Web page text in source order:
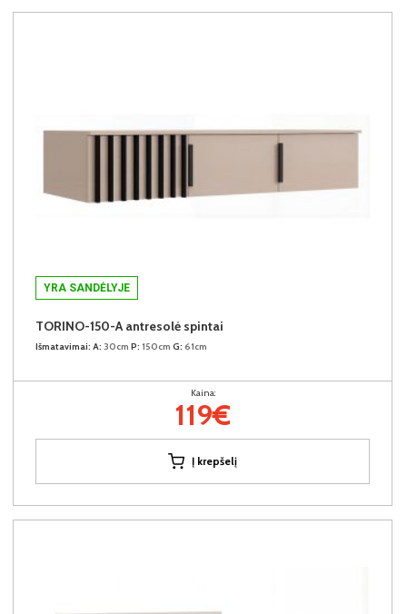
YRA SANDĖLYJE
TORINO-150-A antresolė spintai
Išmatavimai: A: 30cm P: 150cm G: 61cm
Kaina:
119€
Į krepšelį